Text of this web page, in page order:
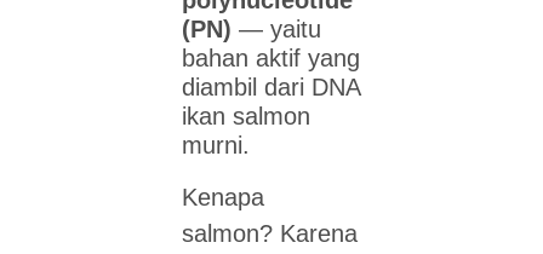
(PN) — yaitu
bahan aktif yang
diambil dari DNA
ikan salmon
murni.
Kenapa
salmon? Karena